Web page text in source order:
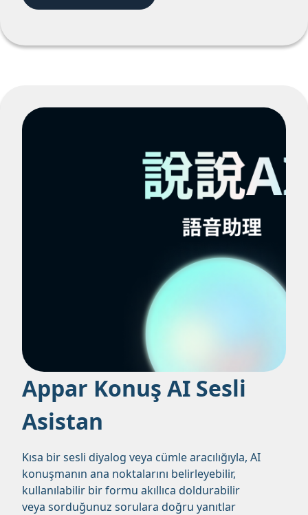
Appar Konuş AI Sesli
Asistan
Kısa bir sesli diyalog veya cümle aracılığıyla, AI
konuşmanın ana noktalarını belirleyebilir,
kullanılabilir bir formu akıllıca doldurabilir
veya sorduğunuz sorulara doğru yanıtlar